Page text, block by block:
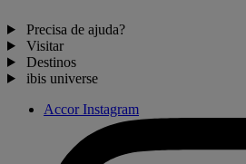
Precisa de ajuda?
Visitar
Destinos
ibis universe
Accor Instagram